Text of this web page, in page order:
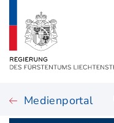
Medienportal